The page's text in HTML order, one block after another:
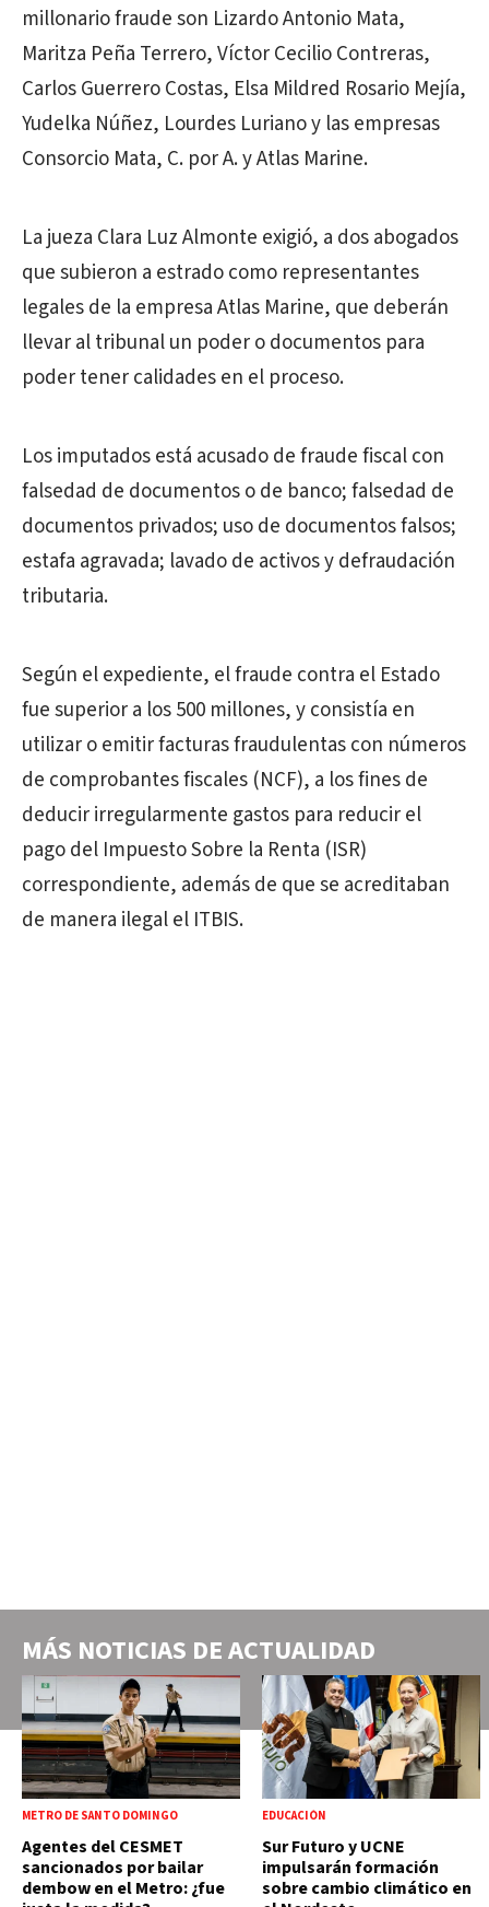
millonario fraude son Lizardo Antonio Mata,
Maritza Peña Terrero, Víctor Cecilio Contreras,
Carlos Guerrero Costas, Elsa Mildred Rosario Mejía,
Yudelka Núñez, Lourdes Luriano y las empresas
Consorcio Mata, C. por A. y Atlas Marine.
La jueza Clara Luz Almonte exigió, a dos abogados
que subieron a estrado como representantes
legales de la empresa Atlas Marine, que deberán
llevar al tribunal un poder o documentos para
poder tener calidades en el proceso.
Los imputados está acusado de fraude fiscal con
falsedad de documentos o de banco; falsedad de
documentos privados; uso de documentos falsos;
estafa agravada; lavado de activos y defraudación
tributaria.
Según el expediente, el fraude contra el Estado
fue superior a los 500 millones, y consistía en
utilizar o emitir facturas fraudulentas con números
de comprobantes fiscales (NCF), a los fines de
deducir irregularmente gastos para reducir el
pago del Impuesto Sobre la Renta (ISR)
correspondiente, además de que se acreditaban
de manera ilegal el ITBIS.
MÁS NOTICIAS DEACTUALIDAD
METRO DE SANTO DOMINGO
Agentes del CESMET
sancionados por bailar
dembow en el Metro: ¿fue
EDUCACIÓN
Sur Futuro y UCNE
impulsarán formación
sobre cambio climático en